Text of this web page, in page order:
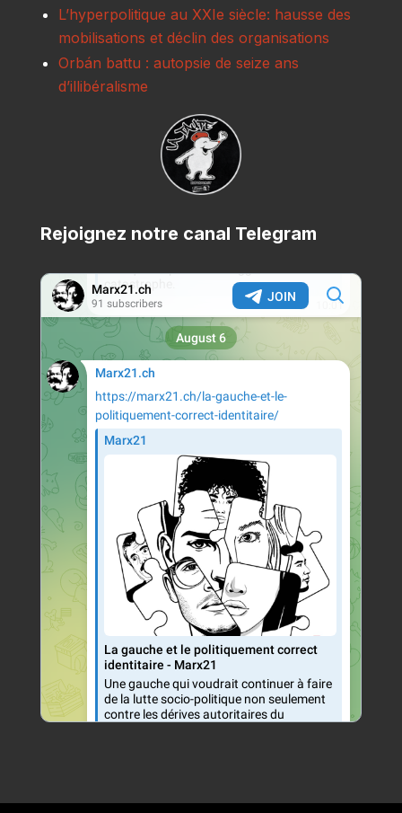
L’hyperpolitique au XXIe siècle: hausse des
mobilisations et déclin des organisations
Orbán battu : autopsie de seize ans
d’illibéralisme
Rejoignez notre canal Telegram